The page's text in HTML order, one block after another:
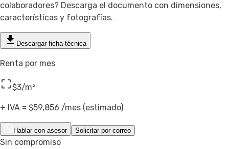
colaboradores? Descarga el documento con dimensiones,
características y fotografías.
Descargar ficha técnica
Renta por mes
$3/m²
+ IVA = $59,856 /mes (estimado)
Hablar con asesor Solicitar por correo
Sin compromiso